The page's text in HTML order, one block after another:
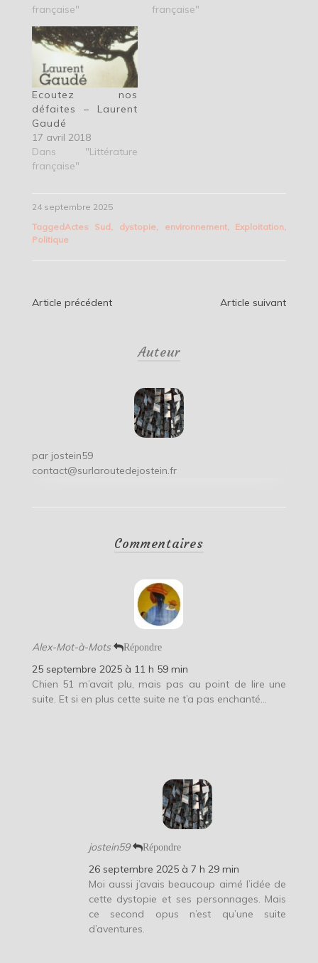
française"
française"
Ecoutez nos
défaites – Laurent
Gaudé
17 avril 2018
Dans "Littérature
française"
24 septembre 2025
TaggedActes Sud dystopie environnement, Exploitation
Politique
Navigation
Article précédent Article suivant
Auteur
par jostein59
contact@surlaroutedejostein.fr
Commentaires
Alex-Mot-à-Mots Répondre
25 septembre 2025 à 11 h 59 min
Chien 51 m’avait plu, mais pas au point de lire une
suite. Et si en plus cette suite ne t’a pas enchanté…
jostein59 Répondre
26 septembre 2025 à 7 h 29 min
Moi aussi j’avais beaucoup aimé l’idée de
cette dystopie et ses personnages. Mais
ce second opus n’est qu’une suite
d’aventures.